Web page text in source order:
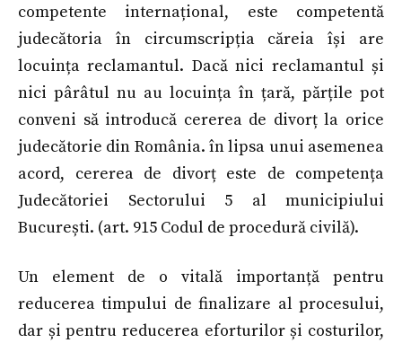
competente internațional, este competentă
judecătoria în circumscripția căreia își are
locuința reclamantul. Dacă nici reclamantul și
nici pârâtul nu au locuința în țară, părțile pot
conveni să introducă cererea de divorț la orice
judecătorie din România. în lipsa unui asemenea
acord, cererea de divorț este de competența
Judecătoriei Sectorului 5 al municipiului
București. (art. 915 Codul de procedură civilă).
Un element de o vitală importanță pentru
reducerea timpului de finalizare al procesului,
dar și pentru reducerea eforturilor și costurilor,